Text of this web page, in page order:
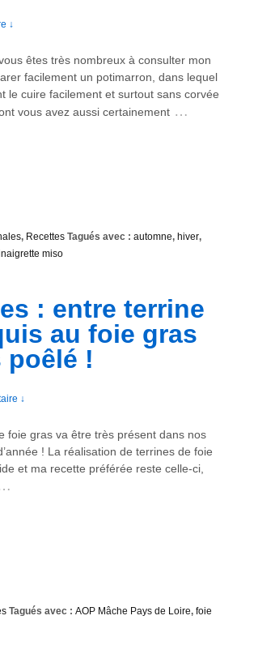
↓
êtes très nombreux à consulter mon
facilement un potimarron, dans lequel
le cuire facilement et surtout sans corvée
vous avez aussi certainement …
, Recettes Tagués avec : automne, hiver,
miso
: entre terrine
au foie gras
poêlé !
↓
foie gras va être très présent dans nos
! La réalisation de terrines de foie
et ma recette préférée reste celle-ci,
Tagués avec : AOP Mâche Pays de Loire, foie